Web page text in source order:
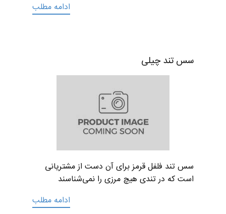
ادامه مطلب
سس تند چیلی
سس تند فلفل قرمز برای آن دست از مشتریانی
است که در تندی هیچ مرزی را نمی‌شناسند
ادامه مطلب